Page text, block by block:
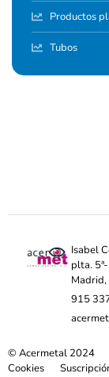
Productos
Tubos
Isabel
plta.
Madrid,
915
© Acermetal 2024
Cookies